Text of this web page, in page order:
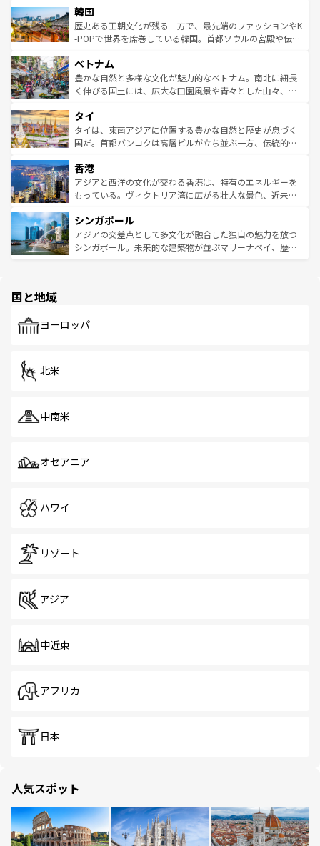
はコンテンツ一覧
いる。アクティビティも充実しており、サーフィンやダイ
ビング、ハイキングなど、アウトドア好きにはたまらな
い。オーストラリアの多彩な魅力を存分に味わいつくそ
参照してほしい。
ン）、静ひつな山岳地帯である台湾東部など、都市の喧騒
と山間の静けさが共存しており、訪れる人に新しい発見と
驚きをもたらしてくれる。また、奥深い台湾の食文化も魅
容にもいいと評判のスイーツなど、バラエティ豊かな料理
が味わえる。 なお、新着の台湾情報は コンテンツ一覧を参
照してほしい。
韓国
歴史ある王朝文化が残る一方で、最先端のファッションやK
-POPで世界を席巻している韓国。首都ソウルの宮殿や伝統
き、地方に足を延ばせば四季折々の自然美を楽しむことが
できる。そして、キムチや焼肉、絶品のストリートフード
まで、さまざまな韓国料理が待っている。夜には、韓国な
リティに包まれながら、韓国の多彩な魅力を心ゆくまで味
わってみてほしい。 なお、新着の韓国情報はコンテンツ一
覧を参照してほしい。
ベトナム
豊かな自然と多様な文化が魅力的なベトナム。南北に細長
く伸びる国土には、広大な田園風景や青々とした山々、世
急速な発展と共に伝統が息づく。ハノイの古い町並みやホ
ーチミン市のフランス統治時代の建物も、独特の雰囲気を
醸し出している。また、バラエティの豊かさとおいしさで
とつ。フォーやバインミー、ベトナムコーヒーなどは、ぜ
ひ現地で味わいたい。どの地域を訪れてもあたたかい人々
が旅行者を迎えてくれるので、きっと忘れられない旅にな
参照してほしい。
タイ
タイは、東南アジアに位置する豊かな自然と歴史が息づく
国だ。首都バンコクは高層ビルが立ち並ぶ一方、伝統的な
の活気が交差している。北部ではチェンマイなどの山岳地
帯で自然と触れ合い、南部ではプーケットやクラビの美し
いビーチでリゾート気分を楽しむことができる。タイ料理
激する。気候は一年中温暖で、どの季節にも異なる楽しみ
が待っている。親しみやすいタイの人々、仏教を中心とし
た文化、そして多様な観光資源が、訪れる旅人を魅了し続
香港
アジアと西洋の文化が交わる香港は、特有のエネルギーを
もっている。ヴィクトリア湾に広がる壮大な景色、近未来
み、どこを訪れても感動するはず。観光スポットが密集し
ており、効率よく見どころを回れるのも魅力。息をのむよ
うな絶景から文化的な体験まで、香港を存分に楽しみ尽く
シンガポール
アジアの交差点として多文化が融合した独自の魅力を放つ
シンガポール。未来的な建築物が並ぶマリーナベイ、歴史
で、ホーカーズは地元の風情を楽しめる外せないスポット
国と地域
ヨーロッパ
北米
中南米
オセアニア
ハワイ
リゾート
アジア
中近東
アフリカ
日本
人気スポット